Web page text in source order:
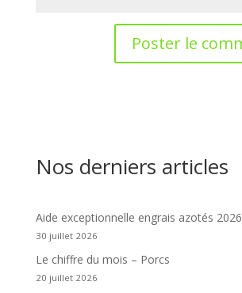
Nos derniers articles
Aide exceptionnelle engrais azotés 2026
30 juillet 2026
Le chiffre du mois – Porcs
20 juillet 2026